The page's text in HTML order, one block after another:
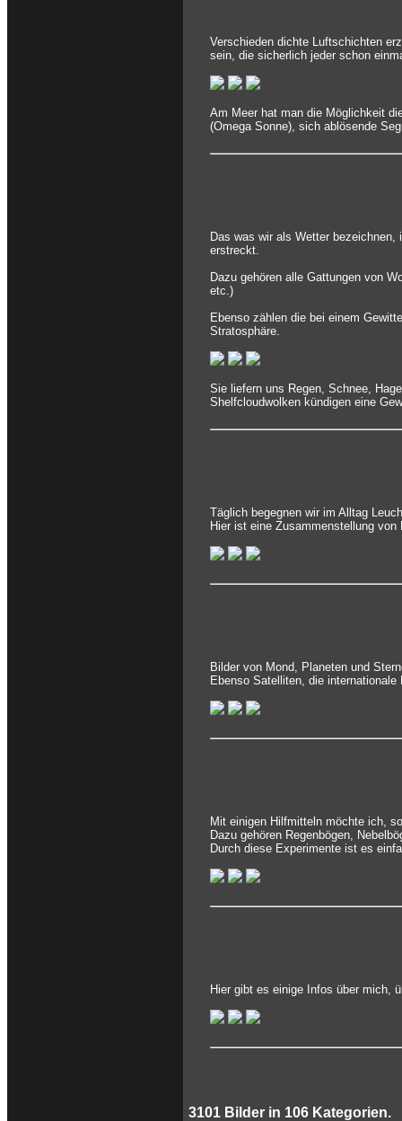
Verschieden dichte Luftschichten
sein, die sicherlich jeder schon
Am Meer hat man die Möglichkeit
(Omega Sonne), sich ablösende
Das was wir als Wetter
erstreckt.
Dazu gehören alle Gattungen von
etc.)
Ebenso zählen die bei einem
Stratosphäre.
Sie liefern uns Regen, Schnee,
Shelfcloudwolken kündigen eine
Täglich begegnen wir im Alltag
Hier ist eine Zusammenstellung
Bilder von Mond, Planeten und
Ebenso Satelliten, die
Mit einigen Hilfmitteln möchte ich,
Dazu gehören Regenbögen,
Durch diese Experimente ist es
Hier gibt es einige Infos über mich,
3101 Bilder in 106 Kategorien.